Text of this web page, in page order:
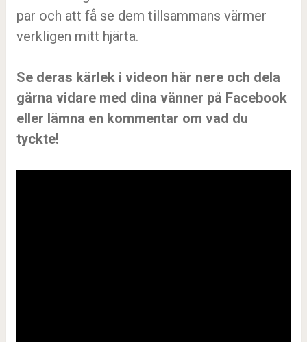
par och att få se dem tillsammans värmer
verkligen mitt hjärta.
Se deras kärlek i videon här nere och dela
gärna vidare med dina vänner på Facebook
eller lämna en kommentar om vad du
tyckte!